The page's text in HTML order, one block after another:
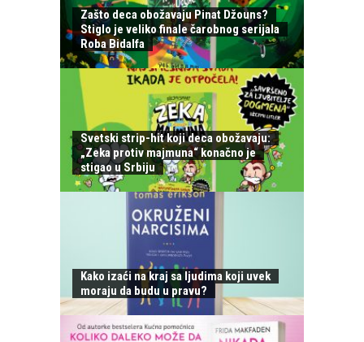
Zašto deca obožavaju Pinat Džouns?
Stiglo je veliko finale čarobnog serijala
Roba Bidalfa
Svetski strip-hit koji deca obožavaju:
„Zeka protiv majmuna“ konačno je
stigao u Srbiju
Kako izaći na kraj sa ljudima koji uvek
moraju da budu u pravu?